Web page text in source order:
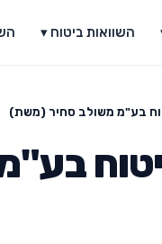
השוואות ביטוח ▾
בע"מ משולב סחיר (משת)